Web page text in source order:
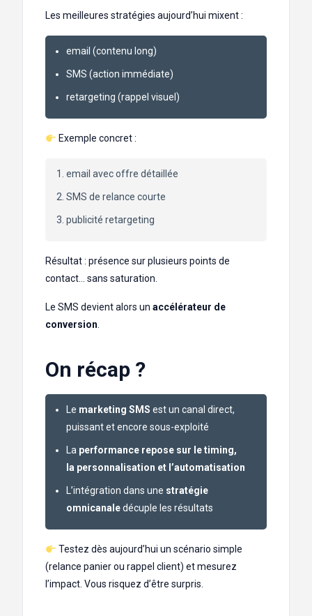
Les meilleures stratégies aujourd’hui mixent :
email (contenu long)
SMS (action immédiate)
retargeting (rappel visuel)
Exemple concret :
email avec offre détaillée
SMS de relance courte
publicité retargeting
Résultat : présence sur plusieurs points de
contact… sans saturation.
Le SMS devient alors un accélérateur de
conversion
On récap ?
Le marketing SMS est un canal direct,
puissant et encore sous-exploité
La performance repose sur le timing,
la personnalisation et l’automatisation
L’intégration dans une stratégie
omnicanaledécuple les résultats
Testez dès aujourd’hui un scénario simple
(relance panier ou rappel client) et mesurez
l’impact. Vous risquez d’être surpris.